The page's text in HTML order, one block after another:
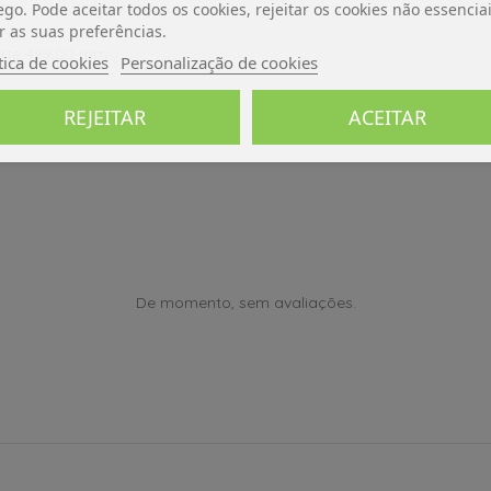
499,00 mm
De momento, sem avaliações.
Pode aceitar todos os cookies, rejeitar os cookies não
as suas preferências.
de cookies Personalização de cookies
REJEITAR ACEITAR